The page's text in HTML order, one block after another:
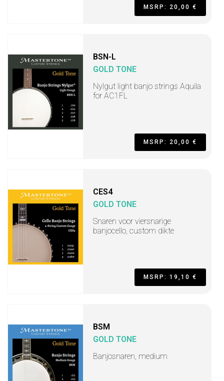
MSRP: 20,00 €
BSN-L
GOLD TONE
Nylgut light banjo strings Aquila
for AC1FL
MSRP: 20,00 €
CES4
GOLD TONE
Snaren voor viersnarige
banjocello, custom dikte
MSRP: 19,10 €
BSM
GOLD TONE
Banjosnaren, medium